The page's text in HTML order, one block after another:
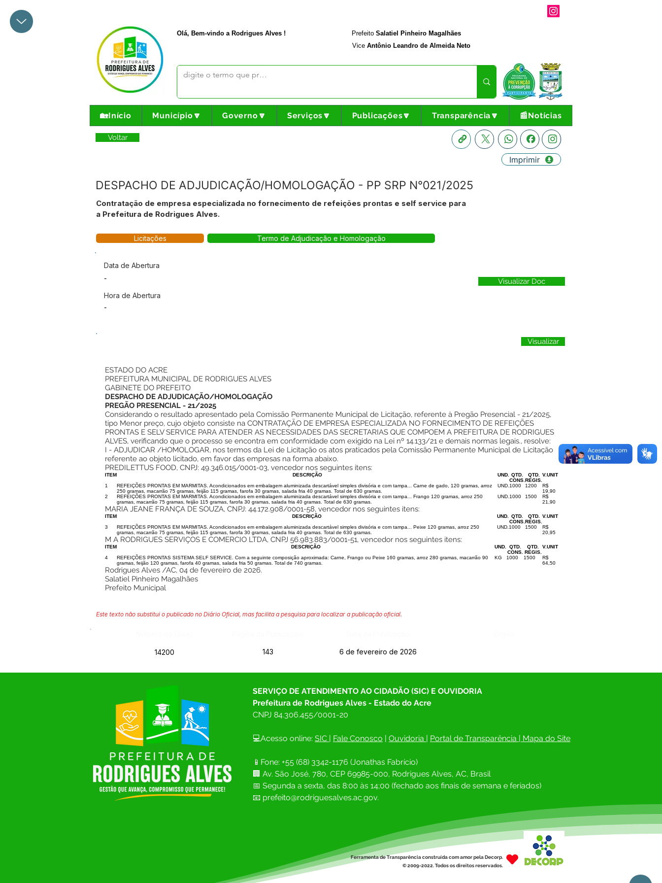
Olá, Bem-vindo a Rodrigues Alves ! Prefeito Salatiel Pinheiro Magalhães
Vice Antônio Leandro de Almeida Neto
🏡Início Município🔽 Governo🔽 Serviços🔽 Publicações🔽 Transparência🔽 📰Notícias
Voltar
DESPACHO DE ADJUDICAÇÃO/HOMOLOGAÇÃO - PP SRP N°021/2025
Imprimir
Contratação de empresa especializada no fornecimento de refeições prontas e self service para
a Prefeitura de Rodrigues Alves.
Licitações Termo de Adjudicação e Homologação
Data de Abertura
-
Hora de Abertura
-
Visualizar Doc
Visualizar
ESTADO DO ACRE
PREFEITURA MUNICIPAL DE RODRIGUES ALVES
GABINETE DO PREFEITO
DESPACHO DE ADJUDICAÇÃO/HOMOLOGAÇÃO
PREGÃO PRESENCIAL - 21/2025
Considerando o resultado apresentado pela Comissão Permanente Municipal de Licitação, referente à Pregão Presencial - 21/2025,
tipo Menor preço, cujo objeto consiste na CONTRATAÇÃO DE EMPRESA ESPECIALIZADA NO FORNECIMENTO DE REFEIÇÕES
PRONTAS E SELV SERVICE PARA ATENDER AS NECESSIDADES DAS SECRETARIAS QUE COMPOEM A PREFEITURA DE RODRIGUES
ALVES, verificando que o processo se encontra em conformidade com exigido na Lei nº 14.133/21 e demais normas legais., resolve:
I - ADJUDICAR /HOMOLOGAR, nos termos da Lei de Licitação os atos praticados pela Comissão Permanente Municipal de Licitação
referente ao objeto licitado, em favor das empresas na forma abaixo.
PREDILETTUS FOOD, CNPJ: 49.346.015/0001-03, vencedor nos seguintes itens:
ITEM DESCRIÇÃO UND.
QTD.
CONS.
QTD.
REGIS.
V.UNIT
1
REFEIÇÕES PRONTAS EM MARMITAS. Acondicionados em embalagem aluminizada descartável simples divisória e com tampa... Carne de gado, 120 gramas, arroz
250 gramas, macarrão 75 gramas, feijão 115 gramas, farofa 30 gramas, salada fria 40 gramas. Total de 630 gramas.
UND. 1000 1200
R$
19,90
2
REFEIÇÕES PRONTAS EM MARMITAS. Acondicionados em embalagem aluminizada descartável simples divisória e com tampa... Frango 120 gramas, arroz 250
gramas, macarrão 75 gramas, feijão 115 gramas, farofa 30 gramas, salada fria 40 gramas. Total de 630 gramas.
UND. 1000 1500
R$
21,90
MARIA JEANE FRANÇA DE SOUZA, CNPJ: 44.172.908/0001-58, vencedor nos seguintes itens:
ITEM DESCRIÇÃO UND.
QTD.
CONS.
QTD.
REGIS.
V.UNIT
3
REFEIÇÕES PRONTAS EM MARMITAS. Acondicionados em embalagem aluminizada descartável simples divisória e com tampa... Peixe 120 gramas, arroz 250
gramas, macarrão 75 gramas, feijão 115 gramas, farofa 30 gramas, salada fria 40 gramas. Total de 630 gramas.
UND. 1000 1500
R$
20,95
M A RODRIGUES SERVIÇOS E COMERCIO LTDA, CNPJ 56.983.883/0001-51, vencedor nos seguintes itens:
ITEM DESCRIÇÃO UND.
QTD.
CONS.
QTD.
REGIS.
V.UNIT
4
REFEIÇÕES PRONTAS SISTEMA SELF SERVICE. Com a seguinte composição aproximada: Carne, Frango ou Peixe 160 gramas, arroz 280 gramas, macarrão 90
gramas, feijão 120 gramas, farofa 40 gramas, salada fria 50 gramas. Total de 740 gramas.
KG 1000 1500
R$
64,50
Rodrigues Alves /AC, 04 de fevereiro de 2026.
Salatiel Pinheiro Magalhães
Prefeito Municipal
Este texto não substitui o publicado no Diário Oficial, mas facilita a pesquisa para localizar a publicação oficial.
14200 143 6 de fevereiro de 2026
SERVIÇO DE ATENDIMENTO AO CIDADÃO (SIC) E OUVIDORIA
Prefeitura de Rodrigues Alves - Estado do Acre
CNPJ 84.306.455/0001-20
💻Acesso online: SIC | Fale Conosco | Ouvidoria | Portal de Transparência | Mapa do Site
📱Fone: +55 (68) 3342-1176 (Jonathas Fabrício)
🏢 Av. São José, 780, CEP 69985-000, Rodrigues Alves, AC, Brasil
📅 Segunda a sexta, das 8:00 às 14;00 (fechado aos finais de semana e feriados)
📧 prefeito@rodriguesalves.ac.gov.
Ferramenta de Transparência construída com amor pela Decorp.
© 2009-2022. Todos os direitos reservados.